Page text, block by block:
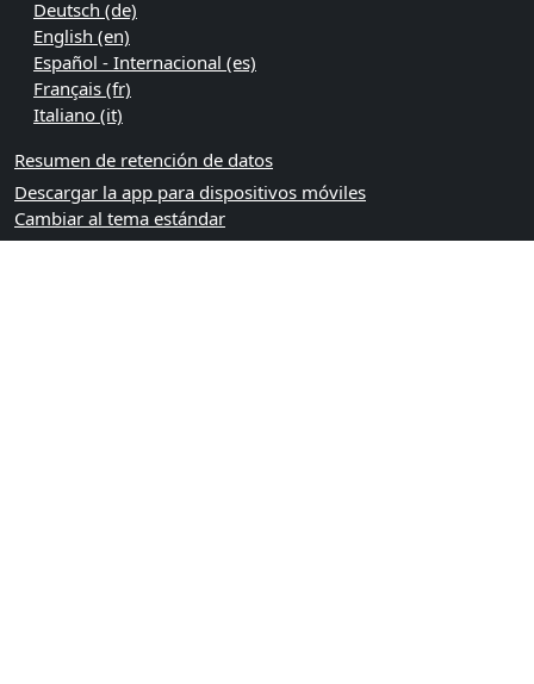
Deutsch ‎(de)‎
English ‎(en)‎
Español - Internacional ‎(es)‎
Français ‎(fr)‎
Italiano ‎(it)‎
Resumen de retención de datos
Descargar la app para dispositivos móviles
Cambiar al tema estándar